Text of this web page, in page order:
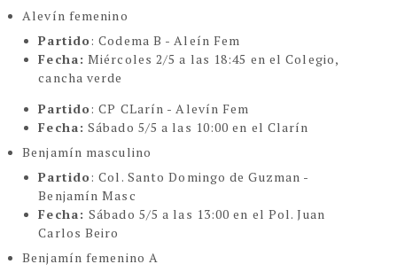
Alevín femenino
Partido: Codema B - Aleín Fem
Fecha: Miércoles 2/5 a las 18:45 en el Colegio,
cancha verde
Partido: CP CLarín - Alevín Fem
Fecha: Sábado 5/5 a las 10:00 en el Clarín
Benjamín masculino
Partido: Col. Santo Domingo de Guzman -
Benjamín Masc
Fecha:Sábado 5/5 a las 13:00 en el Pol. Juan
Carlos Beiro
Benjamín femenino A